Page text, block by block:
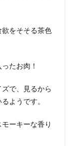
をそそる茶色
たお肉！
で、見るから
ようです。
ーキーな香り